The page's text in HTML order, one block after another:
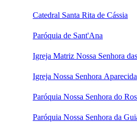
Catedral Santa Rita de Cássia
Paróquia de Sant'Ana
Igreja Matriz Nossa Senhora
Igreja Nossa Senhora Aparecida
Paróquia Nossa Senhora do
Paróquia Nossa Senhora da